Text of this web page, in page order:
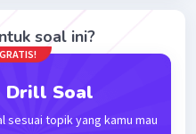
satu variabel karena
soal ini?
Drill Soal
sesuai topik yang kamu mau